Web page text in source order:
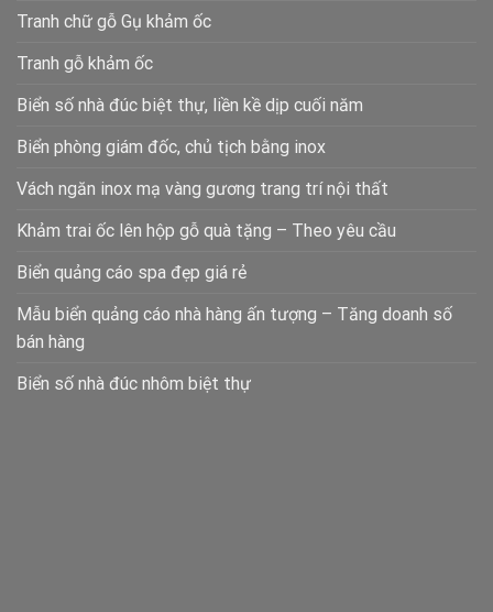
Tranh chữ gỗ Gụ khảm ốc
Tranh gỗ khảm ốc
Biển số nhà đúc biệt thự, liền kề dịp cuối năm
Biển phòng giám đốc, chủ tịch bằng inox
Vách ngăn inox mạ vàng gương trang trí nội thất
Khảm trai ốc lên hộp gỗ quà tặng – Theo yêu cầu
Biển quảng cáo spa đẹp giá rẻ
Mẫu biển quảng cáo nhà hàng ấn tượng – Tăng doanh số
bán hàng
Biển số nhà đúc nhôm biệt thự